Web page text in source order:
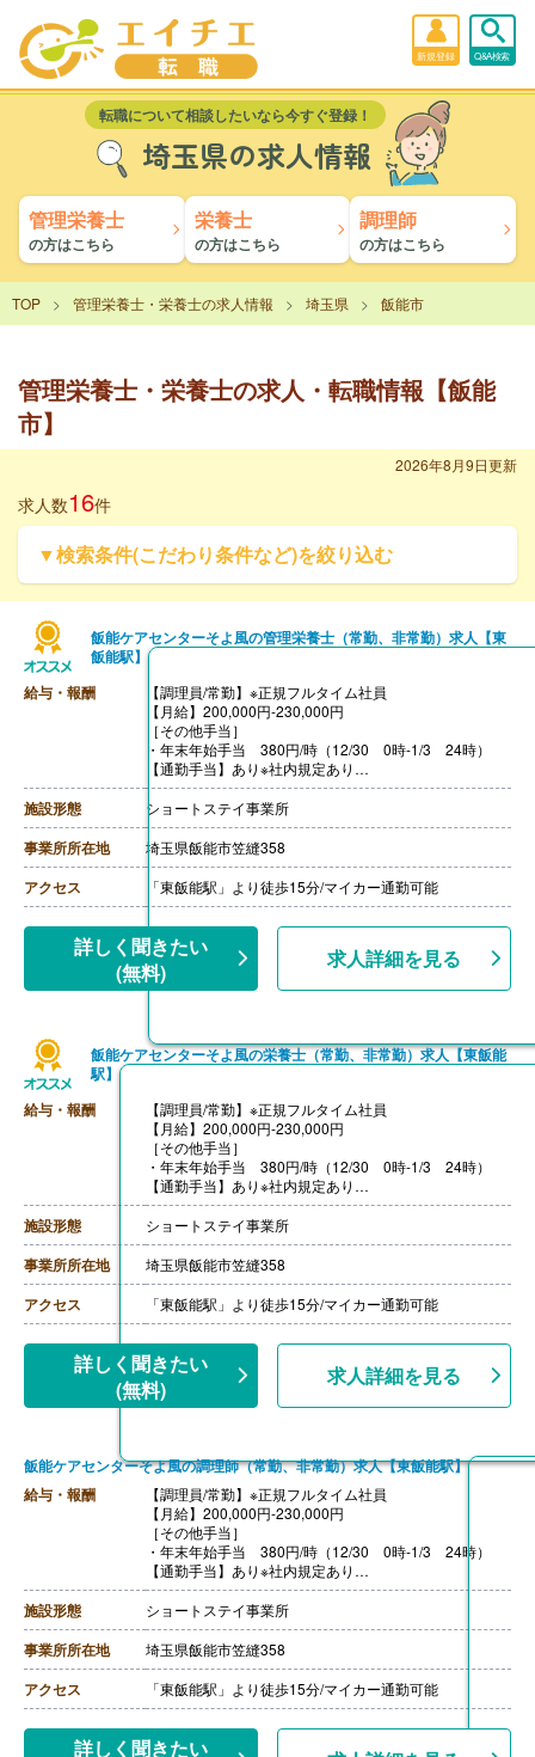
新規登録 Q&A検索
転職について相談したいなら今すぐ登録！
埼玉県の求人情報
管理栄養士
の方はこちら
栄養士
の方はこちら
調理師
の方はこちら
TOP 管理栄養士・栄養士の求人情報 埼玉県 飯能市
管理栄養士・栄養士の求人・転職情報【飯能
市】
2026年8月9日更新
求人数16件
▼検索条件(こだわり条件など)を絞り込む
飯能ケアセンターそよ風の管理栄養士（常勤、非常勤）求人【東
飯能駅】
給与・報酬
【調理員/常勤】※正規フルタイム社員
【月給】200,000円-230,000円
［その他手当］
・年末年始手当 380円/時（12/30 0時-1/3 24時）
【通勤手当】あり※社内規定あり
【賞与】年2回（6月・12月）※業績による
【特別報酬（年1回）】平均267,000円（2025年6月支給
実績）
※職種、雇用形態、在籍期間、会社の業績等によって支
給額は異なる。
【退職金】なし
【調理員/非常勤】
［その他手当］
・年末年始手当 380円/時（12/30 0時-1/3 24時）
【通勤手当】あり（社内規定あり）
（正社員登用あり）
施設形態 ショートステイ事業所
事業所所在地 埼玉県飯能市笠縫358
アクセス 「東飯能駅」より徒歩15分/マイカー通勤可能
詳しく聞きたい
(無料)
求人詳細を見る
飯能ケアセンターそよ風の栄養士（常勤、非常勤）求人【東飯能
駅】
給与・報酬
【調理員/常勤】※正規フルタイム社員
【月給】200,000円-230,000円
［その他手当］
・年末年始手当 380円/時（12/30 0時-1/3 24時）
【通勤手当】あり※社内規定あり
【賞与】年2回（6月・12月）※業績による
【特別報酬（年1回）】平均267,000円（2025年6月支給
実績）
※職種、雇用形態、在籍期間、会社の業績等によって支
給額は異なる。
【退職金】なし
【調理員/非常勤】
［その他手当］
・年末年始手当 380円/時（12/30 0時-1/3 24時）
【通勤手当】あり（社内規定あり）
施設形態 ショートステイ事業所
事業所所在地 埼玉県飯能市笠縫358
アクセス 「東飯能駅」より徒歩15分/マイカー通勤可能
詳しく聞きたい
(無料)
求人詳細を見る
飯能ケアセンターそよ風の調理師（常勤、非常勤）求人【東飯能駅】
給与・報酬
【調理員/常勤】※正規フルタイム社員
【月給】200,000円-230,000円
［その他手当］
・年末年始手当 380円/時（12/30 0時-1/3 24時）
【通勤手当】あり※社内規定あり
【賞与】年2回（6月・12月）※業績による
【特別報酬（年1回）】平均267,000円（2025年6月支給
実績）
※職種、雇用形態、在籍期間、会社の業績等によって支
給額は異なる。
【退職金】なし
【調理員/非常勤】
［その他手当］
施設形態 ショートステイ事業所
事業所所在地 埼玉県飯能市笠縫358
アクセス 「東飯能駅」より徒歩15分/マイカー通勤可能
詳しく聞きたい